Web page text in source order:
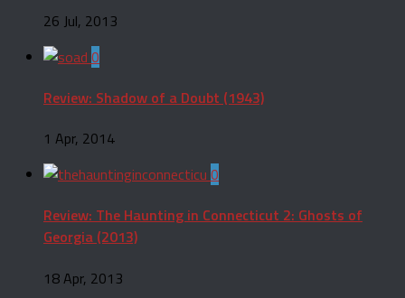
26 Jul, 2013
0
Review: Shadow of a Doubt (1943)
1 Apr, 2014
0
Review: The Haunting in Connecticut 2: Ghosts of
Georgia (2013)
18 Apr, 2013